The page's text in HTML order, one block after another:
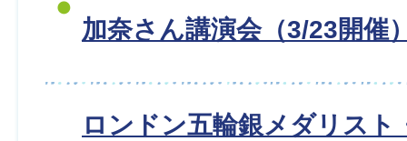
加奈さん講演会（3/23開催
ロンドン五輪銀メダリスト